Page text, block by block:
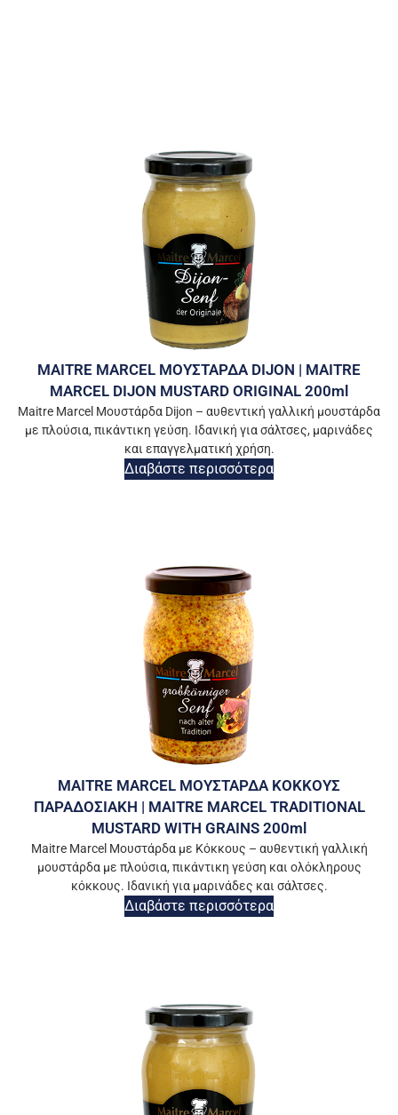
MAITRE MARCEL ΜΟΥΣΤΑΡΔΑ DIJON | MAITRE
MARCEL DIJON MUSTARD ORIGINAL 200ml
Maitre Marcel Μουστάρδα Dijon – αυθεντική γαλλική μουστάρδα
με πλούσια, πικάντικη γεύση. Ιδανική για σάλτσες, μαρινάδες
και επαγγελματική χρήση.
Διαβάστε περισσότερα
MAITRE MARCEL ΜΟΥΣΤΑΡΔΑ ΚΟΚΚΟΥΣ
ΠΑΡΑΔΟΣΙΑΚΗ | MAITRE MARCEL TRADITIONAL
MUSTARD WITH GRAINS 200ml
Maitre Marcel Μουστάρδα με Κόκκους – αυθεντική γαλλική
μουστάρδα με πλούσια, πικάντικη γεύση και ολόκληρους
κόκκους. Ιδανική για μαρινάδες και σάλτσες.
Διαβάστε περισσότερα